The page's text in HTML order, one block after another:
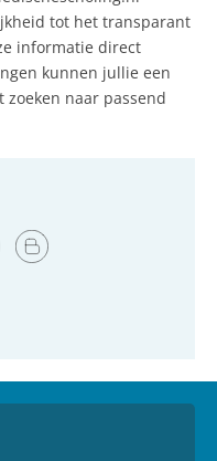
tot het transparant
informatie direct
kunnen jullie een
zoeken naar passend